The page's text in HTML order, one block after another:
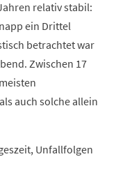
relativ stabil:
ein Drittel
betrachtet war
Zwischen 17
auch solche allein
Unfallfolgen